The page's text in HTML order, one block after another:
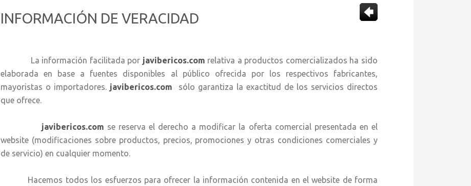
INFORMACIÓN DE VERACIDAD
La información facilitada por javibericos.com relativa a productos comercializados ha sido
elaborada en base a fuentes disponibles al público ofrecida por los respectivos fabricantes,
mayoristas o importadores. javibericos.com
sólo garantiza la exactitud de los servicios directos
que ofrece.
javibericos.com se reserva el derecho a modificar la oferta comercial presentada en el
website (modificaciones sobre productos, precios, promociones y otras condiciones comerciales y
de servicio) en cualquier momento.
Hacemos todos los esfuerzos para ofrecer la información contenida en el website de forma